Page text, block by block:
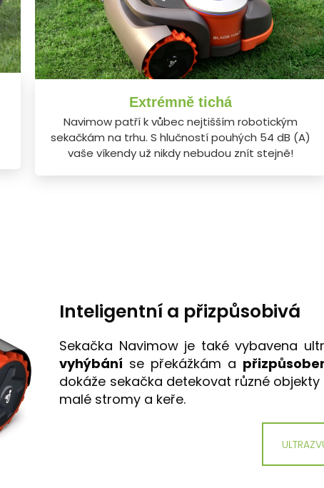
Extrémně tichá
Navimow patří k vůbec nejtišším robotickým
sekačkám na trhu. S hlučností pouhých 54 dB (A)
vaše víkendy už nikdy nebudou znít stejně!
Inteligentní a přizpůsobivá
Sekačka Navimow je také vybavena
vyhýbání se překážkám a
dokáže sekačka detekovat různé
malé stromy a keře.